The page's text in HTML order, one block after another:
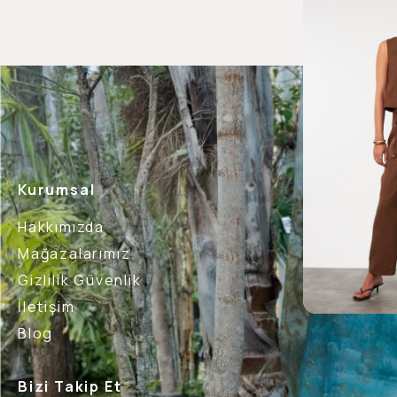
Kurumsal
Hakkımızda
Mağazalarımız
Gizlilik Güvenlik
İletişim
Blog
Bizi Takip Et